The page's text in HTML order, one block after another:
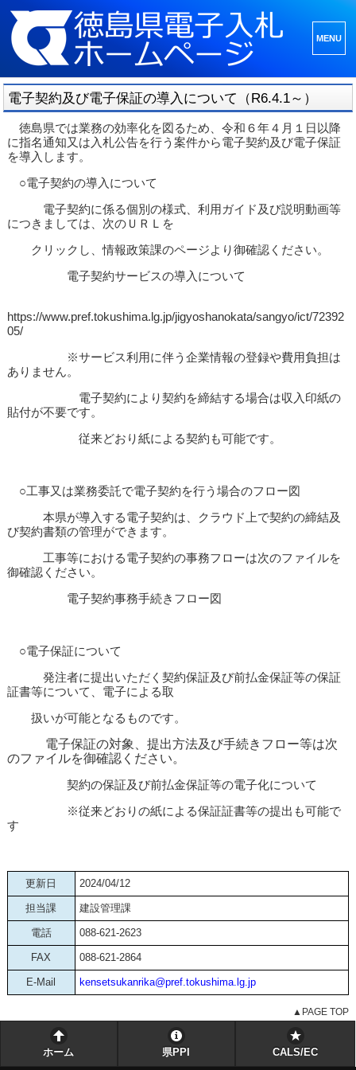
ーとウ
ィジェ
電子契約及び電子保証の導入について（R6.4.1～）
徳島県では業務の効率化を図るため、令和６年４月１日以降
に指名通知又は入札公告を行う案件から電子契約及び電子保証
を導入します。
○電子契約の導入について
電子契約に係る個別の様式、利用ガイド及び説明動画等
につきましては、次のＵＲＬを
クリックし、情報政策課のページより御確認ください。
電子契約サービスの導入について
https://www.pref.tokushima.lg.jp/jigyoshanokata/sangyo/ict/72392
05/
※サービス利用に伴う企業情報の登録や費用負担は
ありません。
電子契約により契約を締結する場合は収入印紙の
貼付が不要です。
従来どおり紙による契約も可能です。
○工事又は業務委託で電子契約を行う場合のフロー図
本県が導入する電子契約は、クラウド上で契約の締結及
び契約書類の管理ができます。
工事等における電子契約の事務フローは次のファイルを
御確認ください。
電子契約事務手続きフロー図
○電子保証について
発注者に提出いただく契約保証及び前払金保証等の保証
証書等について、電子による取
扱いが可能となるものです。
電子保証の対象、提出方法及び手続きフロー等は次
のファイルを御確認ください。
契約の保証及び前払金保証等の電子化について
※従来どおりの紙による保証証書等の提出も可能で
す
更新日 2024/04/12
担当課 建設管理課
電話 088-621-2623
FAX 088-621-2864
E-Mail kensetsukanrika@pref.tokushima.lg.jp
▲PAGE TOP
ホーム 県PPI CALS/EC